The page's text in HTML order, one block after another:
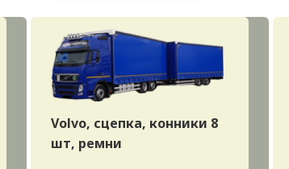
Volvo, сцепка, конники 8
шт, ремни